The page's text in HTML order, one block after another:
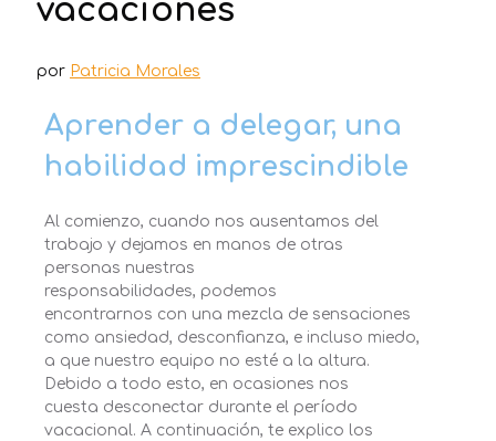
vacaciones
por Patricia Morales
Aprender a delegar, una
habilidad imprescindible
Al comienzo, cuando nos ausentamos del
trabajo y dejamos en manos de otras
personas nuestras
responsabilidades, podemos
encontrarnos con una mezcla de sensaciones
como ansiedad, desconfianza, e incluso miedo,
a que nuestro equipo no esté a la altura.
Debido a todo esto, en ocasiones nos
cuesta desconectar durante el período
vacacional.A continuación, te explico los